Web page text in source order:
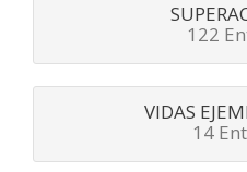
122
VIDAS
14